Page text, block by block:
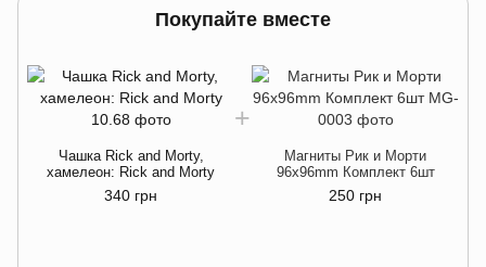
Покупайте вместе
Чашка Rick and Morty,
хамелеон: Rick and Morty
340 грн
Магниты Рик и Морти
96х96mm Комплект 6шт
250 грн